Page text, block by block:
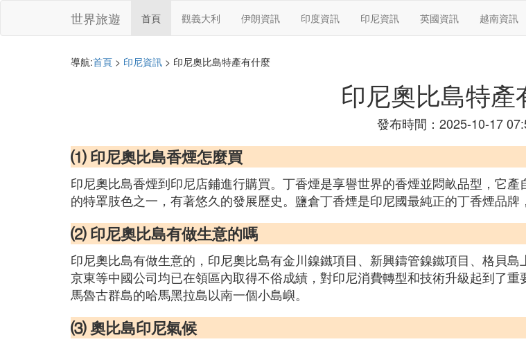
世界旅遊 首頁 觀義大利 伊朗資訊 印度資訊 印尼資訊 英國資訊 越南資訊
導航:首頁 > 印尼資訊 > 印尼奧比島特產有什麼
印尼奧比島特產
發布時間：2025-10-17
⑴ 印尼奧比島香煙怎麼買
印尼奧比島香煙到印尼店鋪進行購買。丁香煙是享譽世界的香煙並悶畝品型，它
的特罩肢色之一，有著悠久的發展歷史。鹽倉丁香煙是印尼國最純正的丁香煙品牌
⑵ 印尼奧比島有做生意的嗎
印尼奧比島有做生意的，印尼奧比島有金川鎳鐵項目、新興鑄管鎳鐵項目、格貝
京東等中國公司均已在領區內取得不俗成績，對印尼消費轉型和技術升級起到了
馬魯古群島的哈馬黑拉島以南一個小島嶼。
⑶ 奧比島印尼氣候